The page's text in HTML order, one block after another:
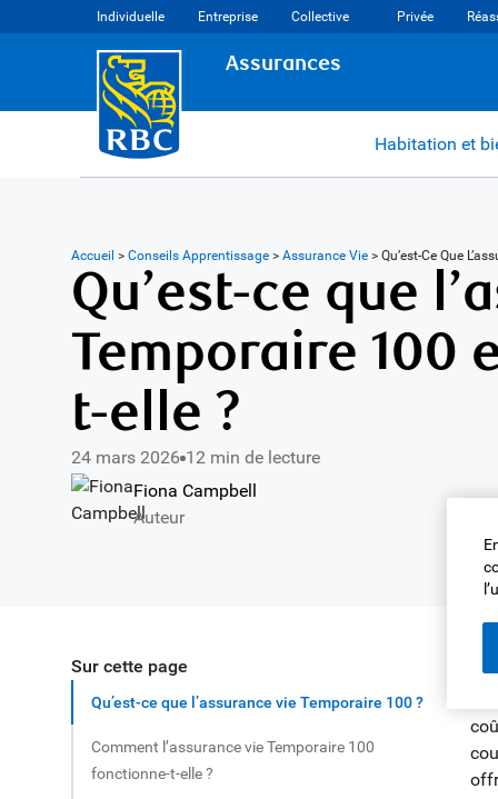
Individuelle Entreprise Collective Privée
Assurances
Habitation et
Accueil > Conseils Apprentissage> Assurance Vie> Qu’est-Ce Que
Qu’est-ce que
Temporaire 100
t-elle ?
24 mars 2026 12 min de lecture
Fiona Campbell
Auteur
Partager cet article
Sur cette page
Qu’est-ce que l’assurance vie Temporaire 100 ?
Comment l’assurance vie Temporaire 100
fonctionne-t-elle ?